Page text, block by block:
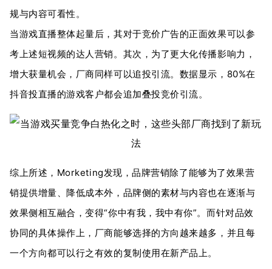
规与内容可看性。
当游戏直播整体起量后，其对于竞价广告的正面效果可以参
考上述短视频的达人营销。其次，为了更大化传播影响力，
增大获量机会，厂商同样可以追投引流。数据显示，80%在
抖音投直播的游戏客户都会追加叠投竞价引流。
综上所述，Morketing发现，品牌营销除了能够为了效果营
销提供增量、降低成本外，品牌侧的素材与内容也在逐渐与
效果侧相互融合，变得“你中有我，我中有你”。而针对品效
协同的具体操作上，厂商能够选择的方向越来越多，并且每
一个方向都可以行之有效的复制使用在新产品上。